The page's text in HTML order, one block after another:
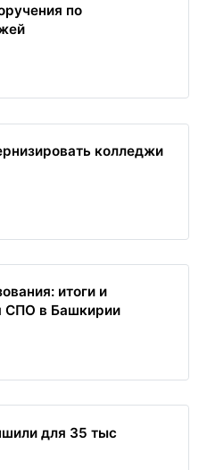
по
колледжи
итоги и
СПО в Башкирии
для 35 тыс